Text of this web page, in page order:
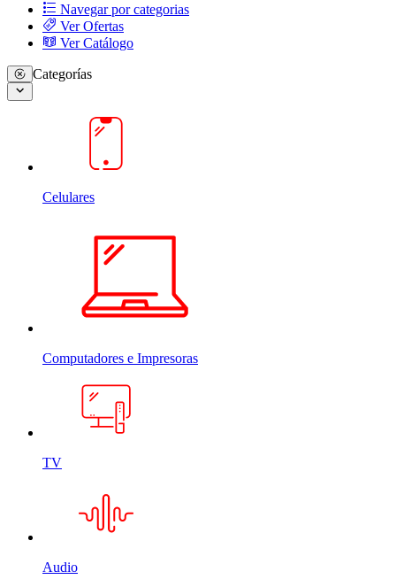
Navegar por categorias
Ver Ofertas
Ver Catálogo
Categorías
Celulares
Computadores e Impresoras
TV
Audio